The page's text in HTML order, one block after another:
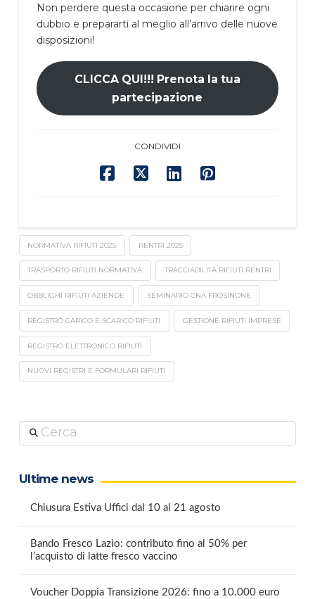
Non perdere questa occasione per chiarire ogni
dubbio e prepararti al meglio all’arrivo delle nuove
disposizioni!
CLICCA QUI!!! Prenota la tua
partecipazione
CONDIVIDI
NORMATIVA RIFIUTI 2025 RENTRI 2025
TRASPORTO RIFIUTI NORMATIVA TRACCIABILITÀ RIFIUTI RENTRI
OBBLIGHI RIFIUTI AZIENDE SEMINARIO CNA FROSINONE
REGISTRO CARICO E SCARICO RIFIUTI GESTIONE RIFIUTI IMPRESE
REGISTRO ELETTRONICO RIFIUTI
NUOVI REGISTRI E FORMULARI RIFIUTI
Cerca
Ultime news
Chiusura Estiva Uffici dal 10 al 21 agosto
Bando Fresco Lazio: contributo fino al 50% per
l’acquisto di latte fresco vaccino
Voucher Doppia Transizione 2026: fino a 10.000 euro